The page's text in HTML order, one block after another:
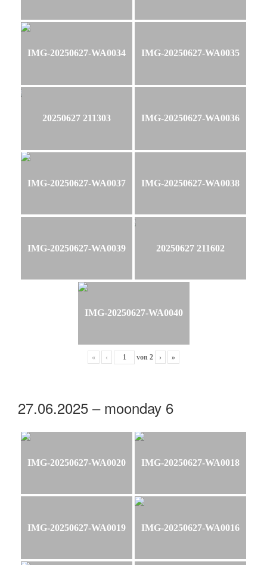
IMG-20250627-WA0034 IMG-20250627-WA0035
20250627 211303 IMG-20250627-WA0036
IMG-20250627-WA0037 IMG-20250627-WA0038
IMG-20250627-WA0039 20250627 211602
IMG-20250627-WA0040
« ‹ von 2 › »
27.06.2025 – moonday 6
IMG-20250627-WA0020 IMG-20250627-WA0018
IMG-20250627-WA0019 IMG-20250627-WA0016